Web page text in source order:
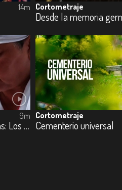
14m Cortometraje
Cartografías de las ausencias: Los desaparecidos del Plan Foronda
9m Cortometraje
Cementerio universal